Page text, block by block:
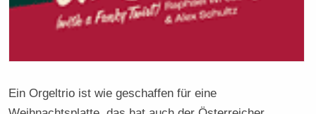
Ein Orgeltrio ist wie geschaffen für eine